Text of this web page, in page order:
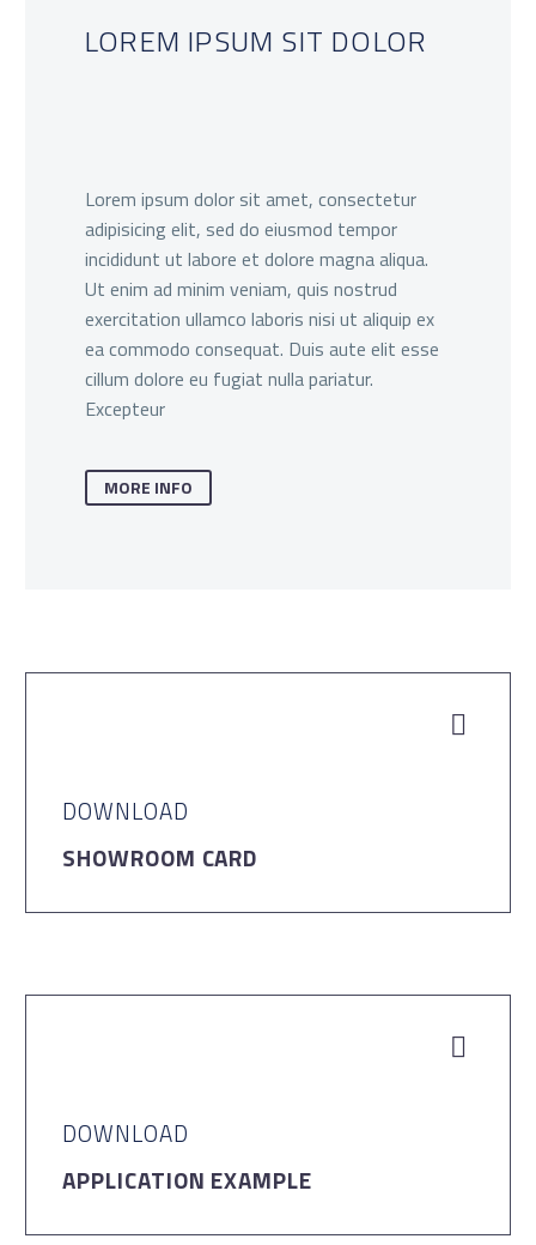
LOREM IPSUM SIT DOLOR
Lorem ipsum dolor sit amet, consectetur
adipisicing elit, sed do eiusmod tempor
incididunt ut labore et dolore magna aliqua.
Ut enim ad minim veniam, quis nostrud
exercitation ullamco laboris nisi ut aliquip ex
ea commodo consequat. Duis aute elit esse
cillum dolore eu fugiat nulla pariatur.
Excepteur
MORE INFO


DOWNLOAD
SHOWROOM CARD


DOWNLOAD
APPLICATION EXAMPLE